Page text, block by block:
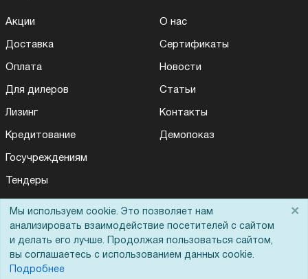
Акции
Доставка
Оплата
Для дилеров
Лизинг
Кредитование
Госучреждениям
Тендеры
ЭДО
О нас
Сертификаты
Новости
Статьи
Контакты
Демопоказ
Помощь
Мы используем cookie. Это позволяет нам
анализировать взаимодействие посетителей с сайтом
и делать его лучше. Продолжая пользоваться сайтом,
вы соглашаетесь с использованием данных cookie.
Подробнее
×